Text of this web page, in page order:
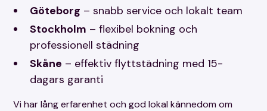
Göteborg – snabb service och lokalt team
Stockholm – flexibel bokning och
professionell städning
Skåne – effektiv flyttstädning med 15-
dagars garanti
Vi har lång erfarenhet och god lokal kännedom om